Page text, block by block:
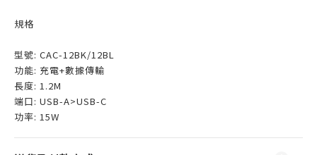
規格
型號: CAC-12BK/12BL
功能: 充電+數據傳輸
長度: 1.2M
端口: USB-A>USB-C
功率: 15W